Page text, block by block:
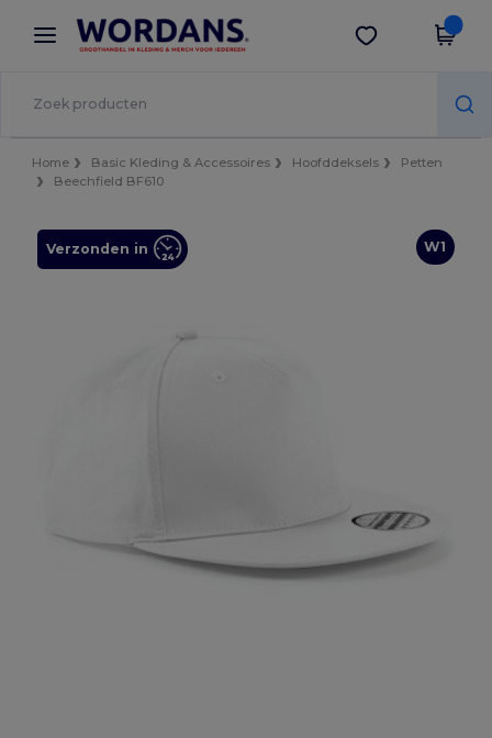
× Wordans-app
Betere prijzen in de app!
Download app
Home Basic Kleding & Accessoires Hoofddeksels
Petten
Beechfield BF610
W1
Verzonden in